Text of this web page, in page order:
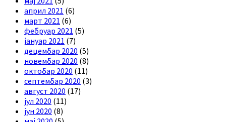
април 2021 (6)
март 2021 (6)
фебруар 2021 (5)
јануар 2021 (7)
децембар 2020 (5)
новембар 2020 (8)
октобар 2020 (11)
септембар 2020 (3)
август 2020 (17)
јул 2020 (11)
јун 2020 (8)